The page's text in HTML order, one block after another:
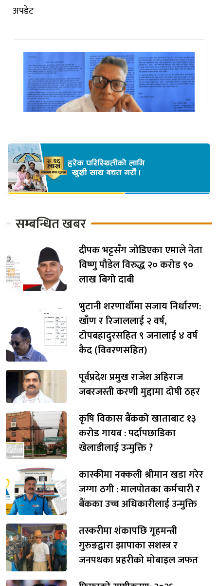
अपडेट
सम्बन्धित खबर
दीपक भट्टसँग जोडिएका एमाले नेता
विष्णु पौडेल विरुद्ध २० करोड ९०
लाख बिगो दाबी
भुटानी शरणार्थीमा सजाय निर्धारण:
खाँण र रिजाललाई २ वर्ष,
टोपबहादुरसहित ९ जनालाई ४ वर्ष
कैद (विवरणसहित)
पूर्वप्रदेश प्रमुख राजेश अहिराज
जबरजस्ती करणी मुद्दामा दोषी ठहर
कृषि विकास बैंकको खाताबाट १३
करोड गायब : पर्दापछाडिका
खेलाडीलाई उन्मुक्ति ?
कास्कीमा नक्कली श्रीमान खडा गरेर
जग्गा ठगी : मालपोतका कर्मचारी र
बैंकका उच्च अधिकारीलाई उन्मुक्ति
तस्करीमा शंकापछि गृहमन्त्री
गुरुङद्वारा झापाका सशस्त्र र
जनपथका प्रहरीको मोबाइल जफत